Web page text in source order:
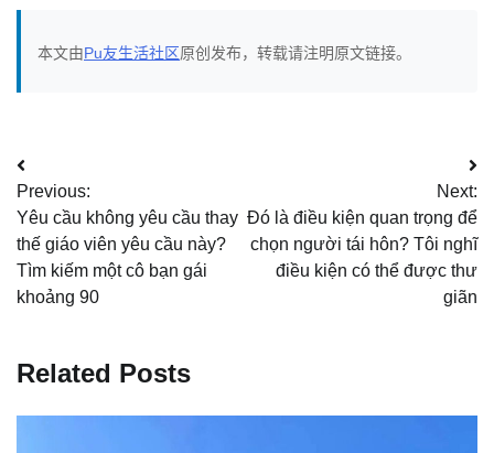
本文由Pu友生活社区原创发布，转载请注明原文链接。
文
章
导
航
Previous:
Yêu cầu không yêu cầu thay
thế giáo viên yêu cầu này?
Tìm kiếm một cô bạn gái
khoảng 90
Next:
Đó là điều kiện quan trọng để
chọn người tái hôn? Tôi nghĩ
điều kiện có thể được thư
giãn
Related Posts